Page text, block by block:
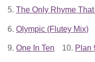
5. The Only Rhyme
6. Olympic (Flutey Mix)
9. One In Ten 10. Plan